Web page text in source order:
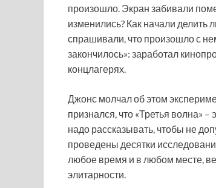
произошло. Экран забивали
изменились? Как начали делить
спрашивали, что произошло с
закончилось»: заработал
концлагерях.
Джонс молчал об этом
признался, что «Третья волна»
надо рассказывать, чтобы не
проведены десятки
любое время и в любом месте,
элитарности.